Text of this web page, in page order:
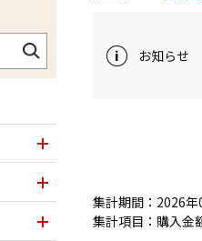
お知らせ
集計期間：2026
集計項目：購入金